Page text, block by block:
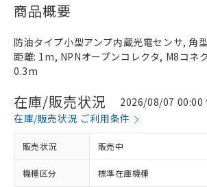
商品概要
防油タイプ小型アンプ内蔵光電センサ, 角
距離: 1m, NPNオープンコレクタ, M8コネ
0.3m
在庫/販売状況
2026/08/07 00:00
在庫/販売状況 ご利用条件
販売状況 販売中
機種区分 標準在庫機種